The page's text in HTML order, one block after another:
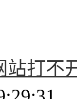
站打